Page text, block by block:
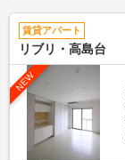
賃貸アパート
リブリ・高島台
NEW